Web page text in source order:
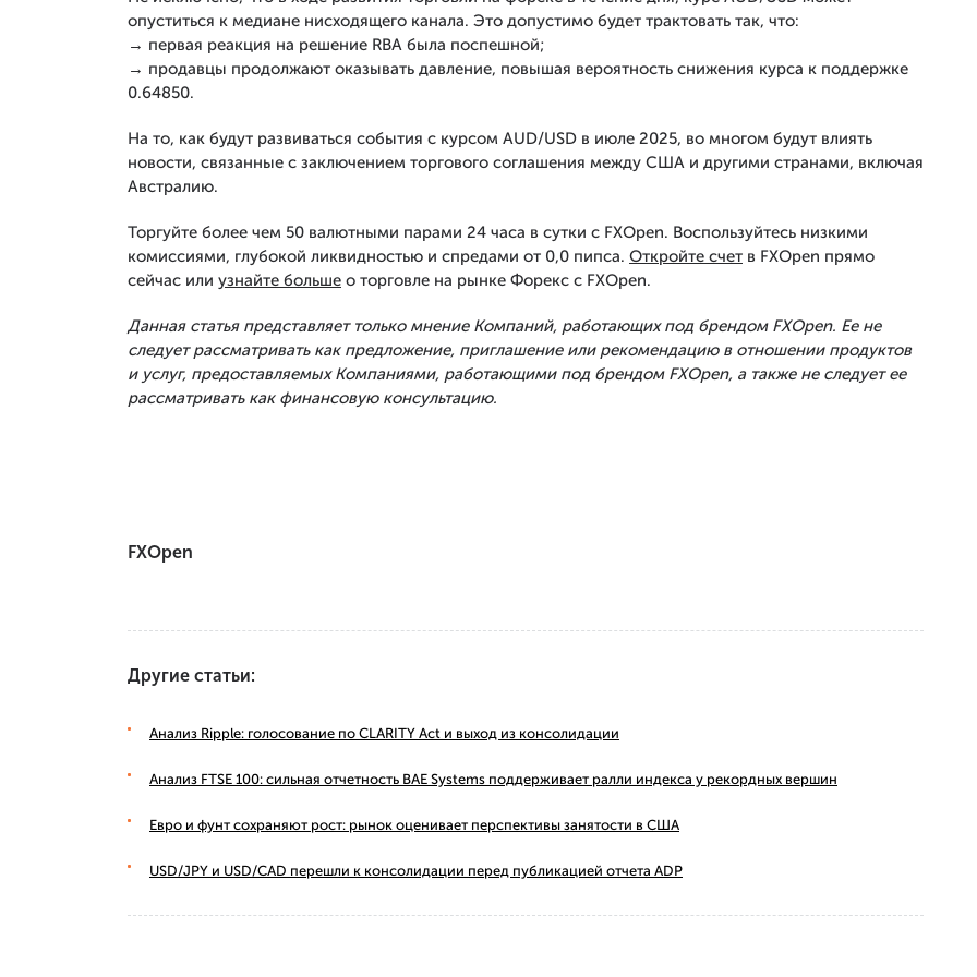
опуститься к медиане нисходящего канала. Это допустимо будет трактовать так, что:
→ первая реакция на решение RBA была поспешной;
→ продавцы продолжают оказывать давление, повышая вероятность снижения курса к поддержке
0.64850.
На то, как будут развиваться события с курсом AUD/USD в июле 2025, во многом будут влиять
новости, связанные с заключением торгового соглашения между США и другими странами, включая
Австралию.
Торгуйте более чем 50 валютными парами 24 часа в сутки с FXOpen. Воспользуйтесь низкими
комиссиями, глубокой ликвидностью и спредами от 0,0 пипса. Откройте счет в FXOpen прямо
сейчас или узнайте больше о торговле на рынке Форекс с FXOpen.
Данная статья представляет только мнение Компаний, работающих под брендом FXOpen. Ее не
следует рассматривать как предложение, приглашение или рекомендацию в отношении продуктов
и услуг, предоставляемых Компаниями, работающими под брендом FXOpen, а также не следует ее
рассматривать как финансовую консультацию.
FXOpen
Другие статьи:
Анализ Ripple: голосование по CLARITY Act и выход из консолидации
Анализ FTSE 100: сильная отчетность BAE Systems поддерживает ралли индекса у рекордных вершин
Евро и фунт сохраняют рост: рынок оценивает перспективы занятости в США
USD/JPY и USD/CAD перешли к консолидации перед публикацией отчета ADP